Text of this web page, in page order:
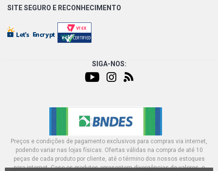
SITE SEGURO E RECONHECIMENTO
SIGA-NOS:
Preços e condições de pagamento exclusivos para compras via internet,
podendo variar nas lojas físicas. Ofertas válidas na compra de até 10
peças de cada produto por cliente, até o término dos nossos estoques
para internet. Caso os produtos apresentem divergências de valores, o